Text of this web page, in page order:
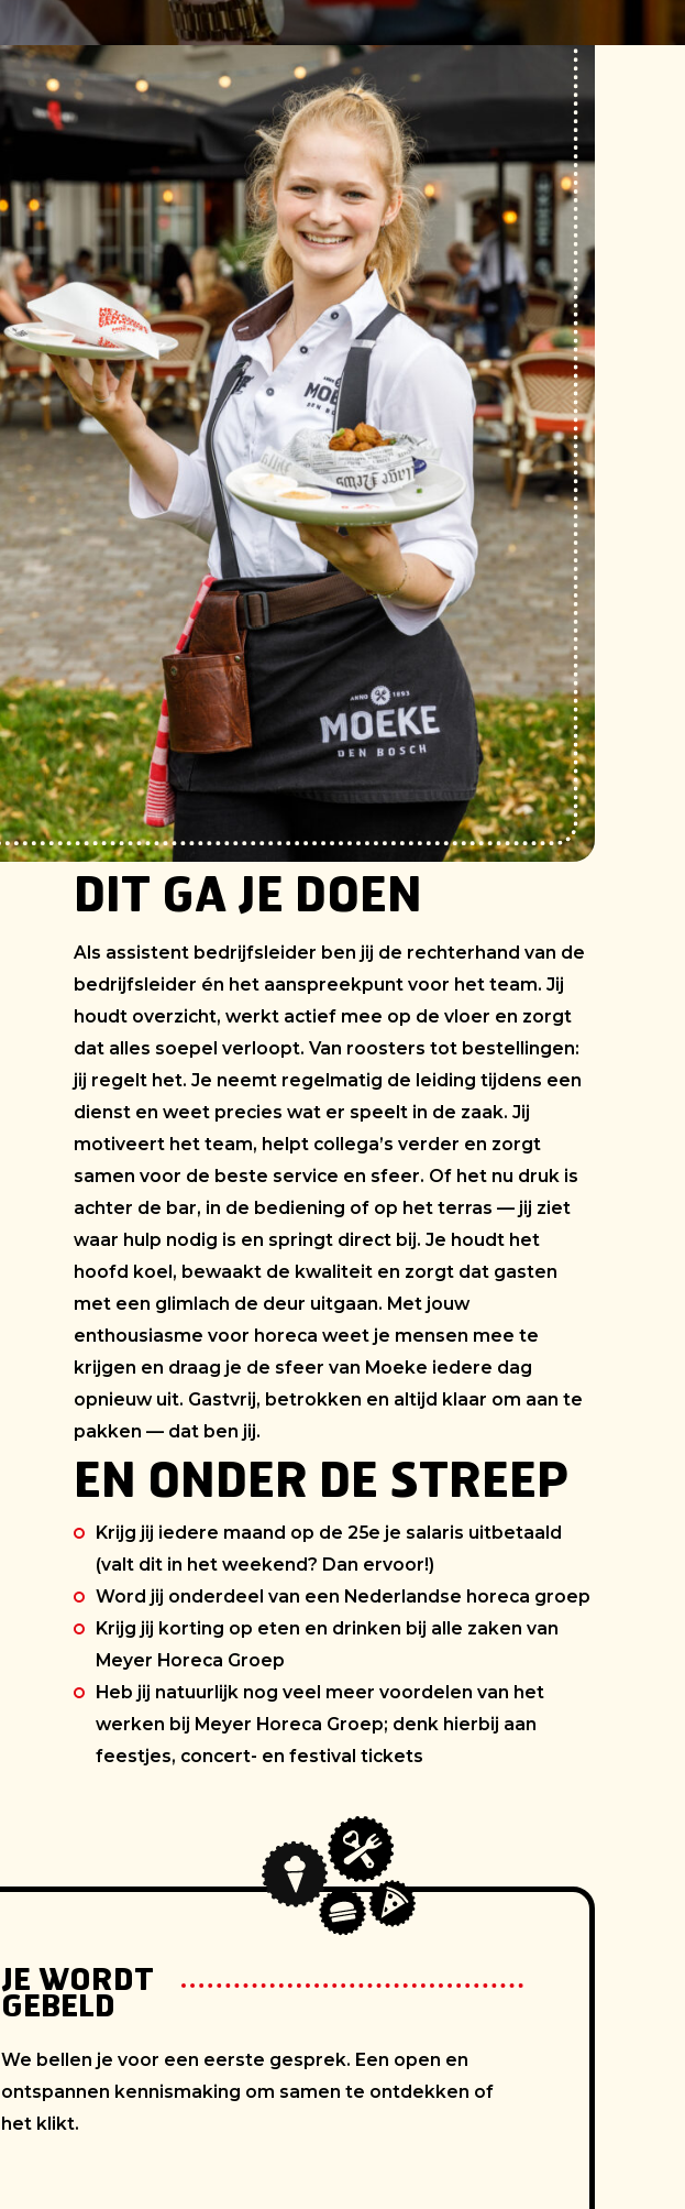
DIT GA JE DOEN
Als assistent bedrijfsleider ben jij de rechterhand van de
bedrijfsleider én het aanspreekpunt voor het team. Jij
houdt overzicht, werkt actief mee op de vloer en zorgt
dat alles soepel verloopt. Van roosters tot bestellingen:
jij regelt het. Je neemt regelmatig de leiding tijdens een
dienst en weet precies wat er speelt in de zaak. Jij
motiveert het team, helpt collega’s verder en zorgt
samen voor de beste service en sfeer. Of het nu druk is
achter de bar, in de bediening of op het terras — jij ziet
waar hulp nodig is en springt direct bij. Je houdt het
hoofd koel, bewaakt de kwaliteit en zorgt dat gasten
met een glimlach de deur uitgaan. Met jouw
enthousiasme voor horeca weet je mensen mee te
krijgen en draag je de sfeer van Moeke iedere dag
opnieuw uit. Gastvrij, betrokken en altijd klaar om aan te
pakken — dat ben jij.
EN ONDER DE STREEP
Krijg jij iedere maand op de 25e je salaris uitbetaald
(valt dit in het weekend? Dan ervoor!)
Word jij onderdeel van een Nederlandse horeca groep
Krijg jij korting op eten en drinken bij alle zaken van
Meyer Horeca Groep
Heb jij natuurlijk nog veel meer voordelen van het
werken bij Meyer Horeca Groep; denk hierbij aan
feestjes, concert- en festival tickets
JE WORDT
GEBELD
We bellen je voor een eerste gesprek. Een open en
ontspannen kennismaking om samen te ontdekken of
het klikt.